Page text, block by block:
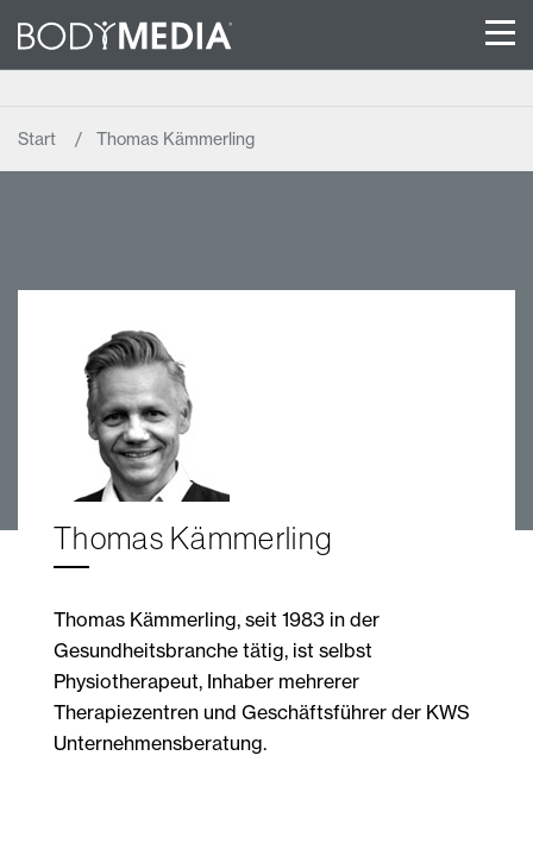
Start Thomas Kämmerling
Thomas Kämmerling
Thomas Kämmerling, seit 1983 in der
Gesundheitsbranche tätig, ist selbst
Physiotherapeut, Inhaber mehrerer
Therapiezentren und Geschäftsführer der KWS
Unternehmensberatung.